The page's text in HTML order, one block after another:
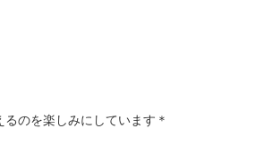
のを楽しみにしています＊